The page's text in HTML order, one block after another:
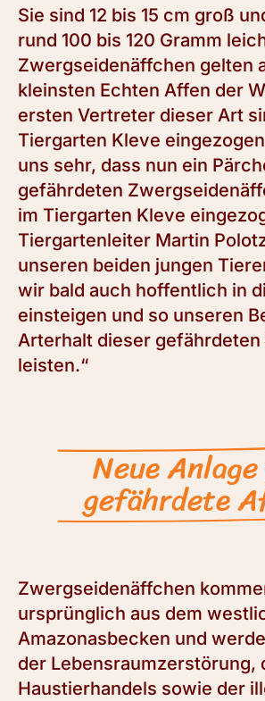
Sie sind 12 bis 15 cm groß
rund 100 bis 120 Gramm
Zwergseidenäffchen gelten
kleinsten Echten Affen der
ersten Vertreter dieser Art
Tiergarten Kleve
uns sehr, dass nun ein
gefährdeten
im Tiergarten Kleve
Tiergartenleiter Martin
unseren beiden jungen
wir bald auch hoffentlich in
einsteigen und so unseren
Arterhalt dieser gefährdeten
leisten.“
Neue
gefährdete
Zwergseidenäffchen
ursprünglich aus dem
Amazonasbecken und
der Lebensraumzerstörung,
Haustierhandels sowie der